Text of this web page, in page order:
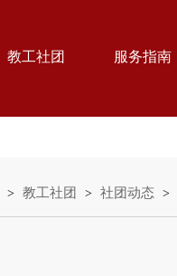
教工社团 服务指南
> 教工社团 > 社团动态 >